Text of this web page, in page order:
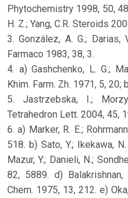
Phytochemistry 1998, 50,
H. Z.; Yang, C.R. Steroids
3. González, A. G.; Darias,
Farmaco 1983, 38, 3.
4. a) Gashchenko, L. G.;
Khim. Farm. Zh. 1971, 5, 20;
5. Jastrzebska, I.;
Tetrahedron Lett. 2004, 45,
6. a) Marker, R. E.;
518. b) Sato, Y.; Ikekawa,
Mazur, Y.; Danieli, N.;
82, 5889. d)
Chem. 1975, 13, 212. e)